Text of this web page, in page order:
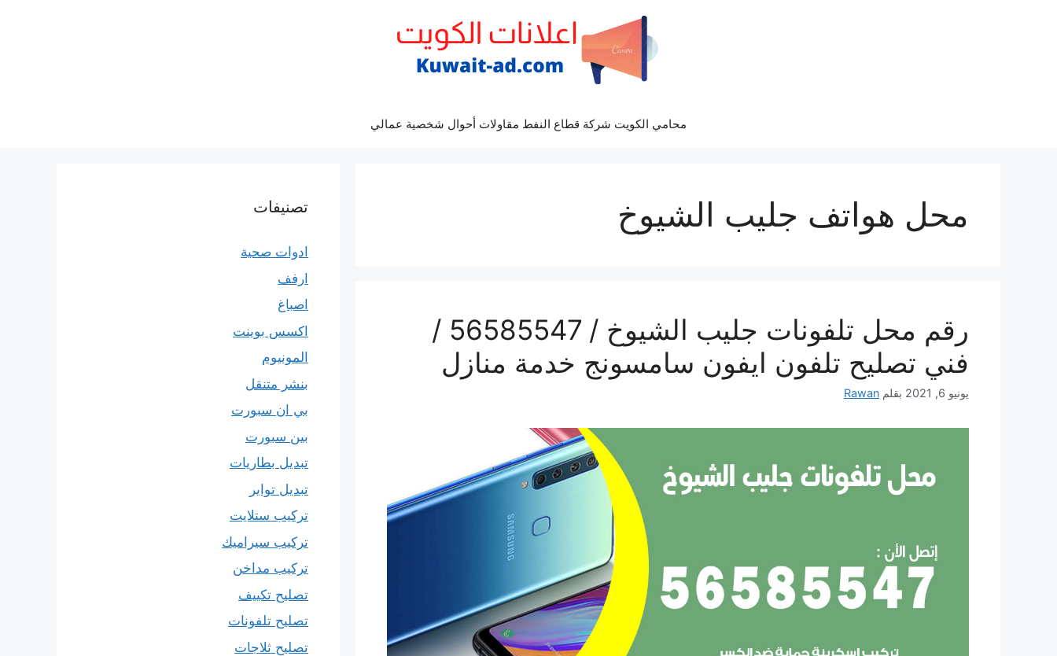
محامي الكويت شركة قطاع النفط مقاولات أحوال شخصية عمالي
محل هواتف جليب الشيوخ
رقم محل تلفونات جليب الشيوخ / 56585547 /
فني تصليح تلفون ايفون سامسونج خدمة منازل
يونيو 6, 2021 بقلم Rawan
تصنيفات
ادوات صحية
ارفف
اصباغ
اكسس بوينت
المونيوم
بنشر متنقل
بي ان سبورت
بين سبورت
تبديل بطاريات
تبديل تواير
تركيب ستلايت
تركيب سيراميك
تركيب مداخن
تصليح تكييف
تصليح تلفونات
تصليح ثلاجات